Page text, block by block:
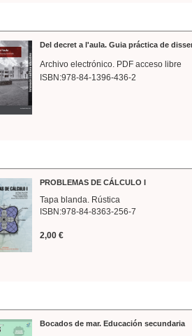
Del decret a l'aula. Guia práctica de
Archivo electrónico. PDF acceso libre
ISBN:978-84-1396-436-2
PROBLEMAS DE CÁLCULO I
Tapa blanda. Rústica
ISBN:978-84-8363-256-7
2,00 €
Bocados de mar. Educación secundaria